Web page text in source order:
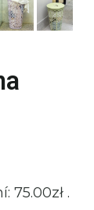
75.00zł .